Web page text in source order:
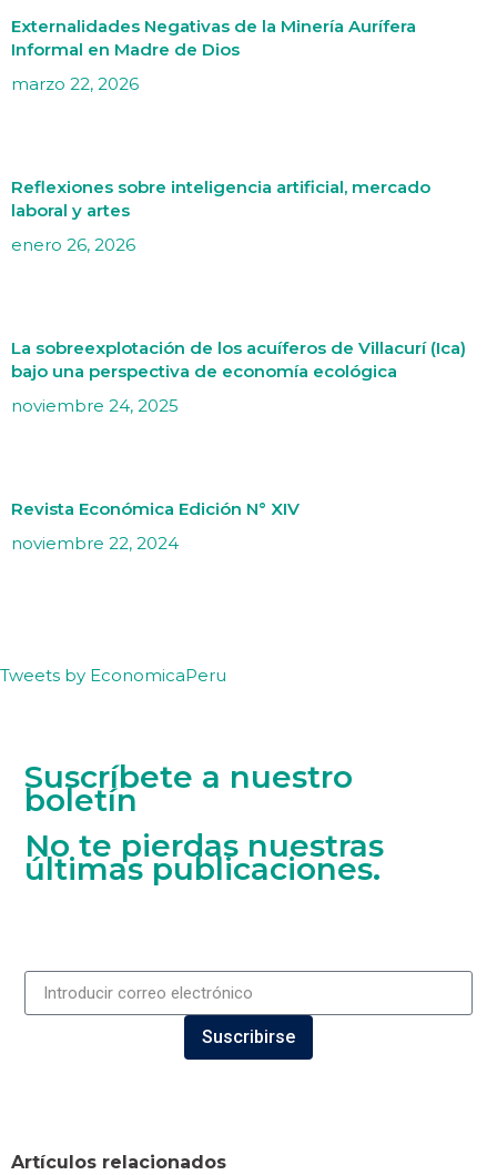
Externalidades Negativas de la Minería Aurífera
Informal en Madre de Dios
marzo 22, 2026
Reflexiones sobre inteligencia artificial, mercado
laboral y artes
enero 26, 2026
La sobreexplotación de los acuíferos de Villacurí (Ica)
bajo una perspectiva de economía ecológica
noviembre 24, 2025
Revista Económica Edición N° XIV
noviembre 22, 2024
Tweets by EconomicaPeru
Suscríbete a nuestro
boletín
No te pierdas nuestras
últimas publicaciones.
Suscribirse
Artículos relacionados